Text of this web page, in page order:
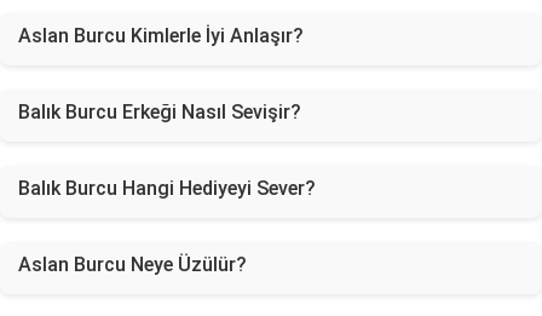
Aslan Burcu Kimlerle İyi Anlaşır?
Balık Burcu Erkeği Nasıl Sevişir?
Balık Burcu Hangi Hediyeyi Sever?
Aslan Burcu Neye Üzülür?